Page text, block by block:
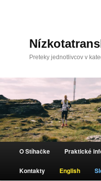
Preteky jednotlivcov v
Hlavné menu
Preskočiť na primárny
Preskočiť na sekundárny
O Stíhačke Praktické
Kontakty English